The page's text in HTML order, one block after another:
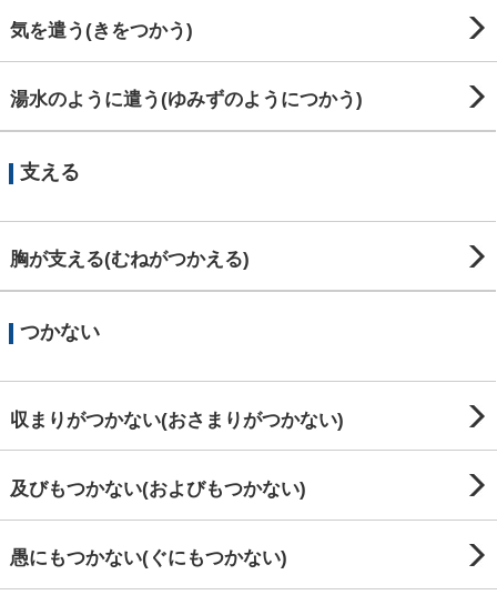
気を遣う(きをつかう)
湯水のように遣う(ゆみずのようにつかう)
支える
胸が支える(むねがつかえる)
つかない
収まりがつかない(おさまりがつかない)
及びもつかない(およびもつかない)
愚にもつかない(ぐにもつかない)